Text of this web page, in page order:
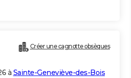
Créer une cagnotte obsèques
à Sainte-Geneviève-des-Bois